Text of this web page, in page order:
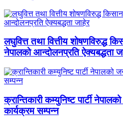
लघुवित्त तथा वित्तीय शोषणविरुद्ध
नेपालको आन्दोलनप्रति ऐक्यबद्धता
क्रान्तिकारी कम्युनिष्ट पार्टी
कार्यक्रम सम्पन्न